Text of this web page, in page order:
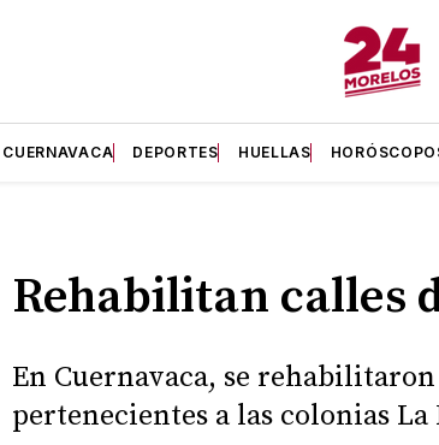
CUERNAVACA DEPORTES HUELLAS
Rehabilitan calles
En Cuernavaca, se
pertenecientes a las colonias